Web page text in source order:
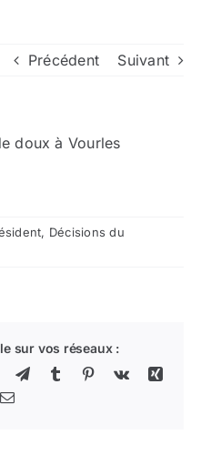
Précédent Suivant
doux à Vourles
, Décisions du
sur vos réseaux :
WhatsApp
TelegramTumblr Pinterest
Vk
Xing
Email